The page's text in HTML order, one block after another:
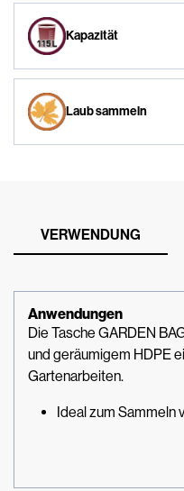
Kapazität
Laub sammeln
VERWENDUNG
Anwendungen
Die Tasche GARDEN
und geräumigem HDPE
Gartenarbeiten.
Ideal zum Sammeln